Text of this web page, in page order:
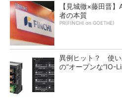
【見城徹×藤田晋
者の本質
PR(FINCHI on GOETHE)
異例ヒット？ 使い
の“オープンな”IO-